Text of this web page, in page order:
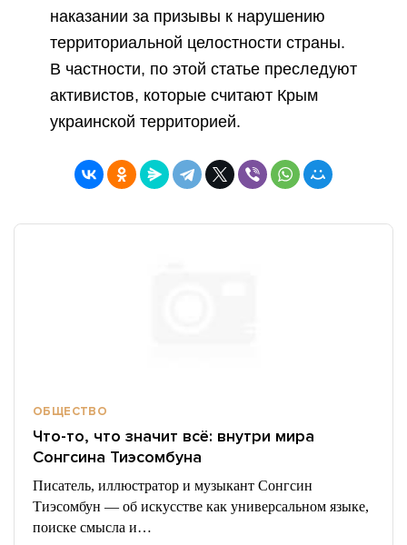
наказании за призывы к нарушению
территориальной целостности страны.
В частности, по этой статье преследуют
активистов, которые считают Крым
украинской территорией.
ОБЩЕСТВО
Что-то, что значит всё: внутри мира
Сонгсина Тиэсомбуна
Писатель, иллюстратор и музыкант Сонгсин
Тиэсомбун — об искусстве как универсальном языке,
поиске смысла и…